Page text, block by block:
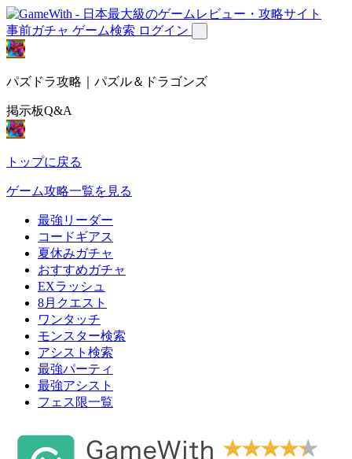
事前ガチャ ゲーム検索 ログイン
パズドラ攻略｜パズル＆ドラゴンズ
掲示板Q&A
トップに戻る
ゲーム攻略一覧を見る
最強リーダー
コードギアス
夏休みガチャ
おすすめガチャ
EXラッシュ
8月クエスト
ワンタッチ
モンスター検索
アシスト検索
最強パーティ
最強アシスト
フェス限一覧